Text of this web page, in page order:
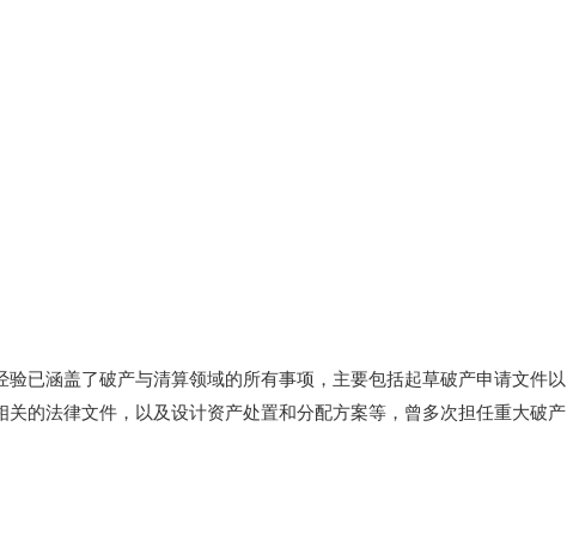
已涵盖了破产与清算领域的所有事项，主要包括起草破产申请文件以
的法律文件，以及设计资产处置和分配方案等，曾多次担任重大破产